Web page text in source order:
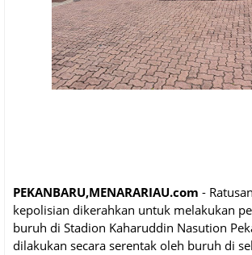
PEKANBARU,MENARARIAU.com -
kepolisian dikerahkan untuk melakukan
buruh di Stadion Kaharuddin Nasution
dilakukan secara serentak oleh buruh di